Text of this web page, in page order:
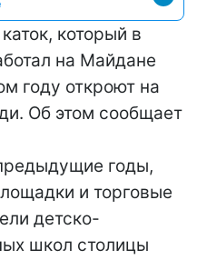
который в
на Майдане
году откроют на
Об этом сообщает
годы,
и торговые
детско-
школ столицы